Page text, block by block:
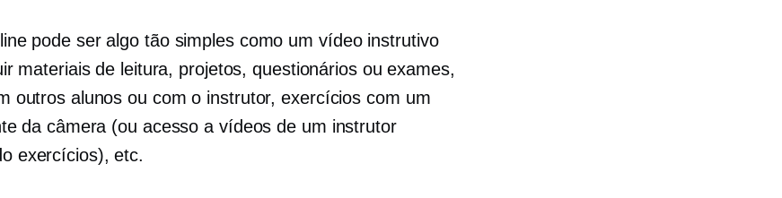
pode ser algo tão simples como um vídeo instrutivo
materiais de leitura, projetos, questionários ou exames,
outros alunos ou com o instrutor, exercícios com um
da câmera (ou acesso a vídeos de um instrutor
exercícios), etc.